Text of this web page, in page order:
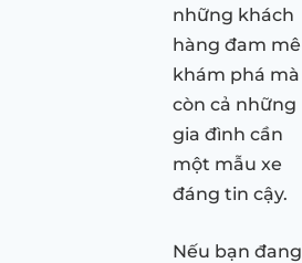
những khách
hàng đam mê
khám phá mà
còn cả những
gia đình cần
một mẫu xe
đáng tin cậy.
Nếu bạn đang